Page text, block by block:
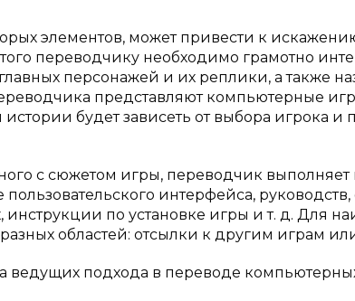
элементов, может привести к
переводчику необходимо грамотно
персонажей и их реплики, а также
представляют компьютерные
будет зависеть от выбора игрока и
с сюжетом игры, переводчик выполняет
интерфейса,
по установке игры и т. д. Для
областей: отсылки к другим играм
ведущих подхода в переводе